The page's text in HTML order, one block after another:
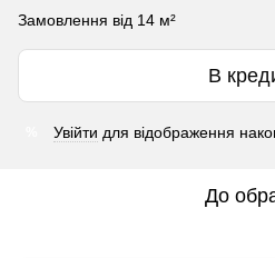
Замовлення від 14 м²
В
Увійти для відображення
До